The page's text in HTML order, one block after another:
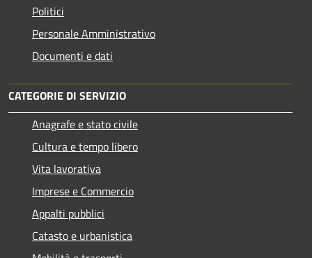
Politici
Personale Amministrativo
Documenti e dati
CATEGORIE DI SERVIZIO
Anagrafe e stato civile
Cultura e tempo libero
Vita lavorativa
Imprese e Commercio
Appalti pubblici
Catasto e urbanistica